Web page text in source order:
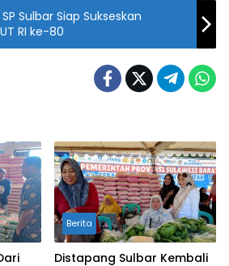
Sulbar Siap Sukseskan
Berita
Distapang Sulbar Kembali